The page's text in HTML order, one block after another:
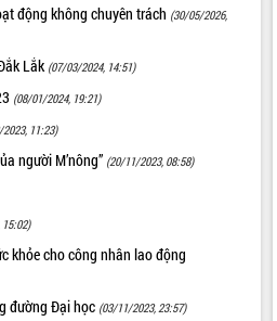
động không chuyên trách (30/05/2026,
Lắk (07/03/2024, 14:51)
(08/01/2024, 19:21)
11:23)
người M’nông” (20/11/2023, 08:58)
khỏe cho công nhân lao động
đường Đại học (03/11/2023, 23:57)